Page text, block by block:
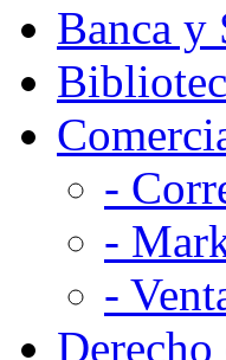
Banca y
-
-
-